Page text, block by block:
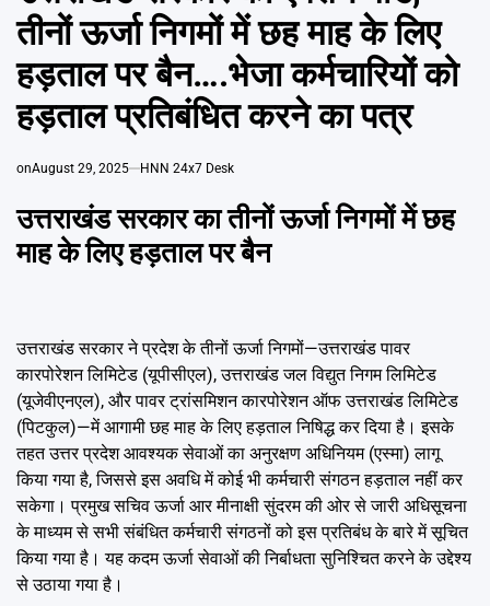
तीनों ऊर्जा निगमों में छह माह के लिए
हड़ताल पर बैन….भेजा कर्मचारियों को
हड़ताल प्रतिबंधित करने का पत्र
onAugust 29, 2025 HNN 24x7 Desk
उत्तराखंड सरकार का तीनों ऊर्जा निगमों में छह
माह के लिए हड़ताल पर बैन
उत्तराखंड सरकार ने प्रदेश के तीनों ऊर्जा निगमों—उत्तराखंड पावर
कारपोरेशन लिमिटेड (यूपीसीएल), उत्तराखंड जल विद्युत निगम लिमिटेड
(यूजेवीएनएल), और पावर ट्रांसमिशन कारपोरेशन ऑफ उत्तराखंड लिमिटेड
(पिटकुल)—में आगामी छह माह के लिए हड़ताल निषिद्ध कर दिया है। इसके
तहत उत्तर प्रदेश आवश्यक सेवाओं का अनुरक्षण अधिनियम (एस्मा) लागू
किया गया है, जिससे इस अवधि में कोई भी कर्मचारी संगठन हड़ताल नहीं कर
सकेगा। प्रमुख सचिव ऊर्जा आर मीनाक्षी सुंदरम की ओर से जारी अधिसूचना
के माध्यम से सभी संबंधित कर्मचारी संगठनों को इस प्रतिबंध के बारे में सूचित
किया गया है। यह कदम ऊर्जा सेवाओं की निर्बाधता सुनिश्चित करने के उद्देश्य
से उठाया गया है।